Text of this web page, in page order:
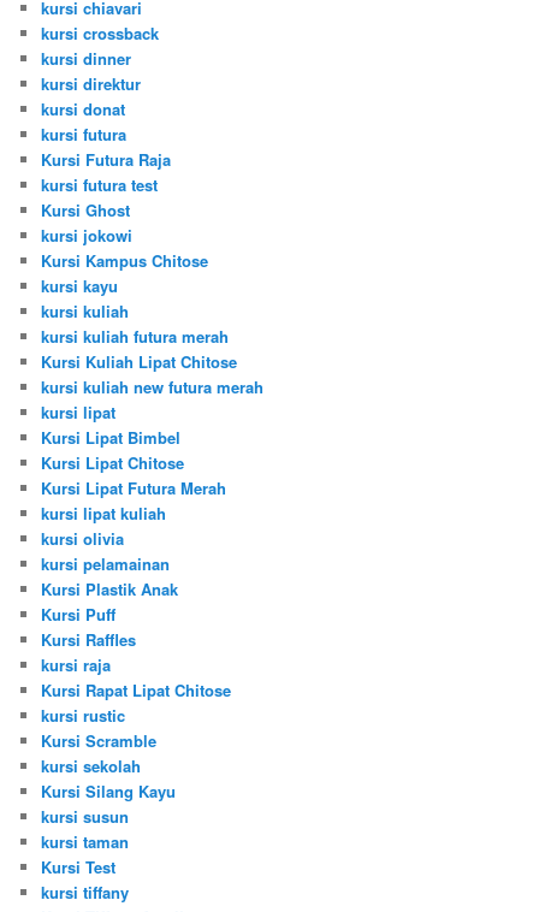
kursi chiavari
kursi crossback
kursi dinner
kursi direktur
kursi donat
kursi futura
Kursi Futura Raja
kursi futura test
Kursi Ghost
kursi jokowi
Kursi Kampus Chitose
kursi kayu
kursi kuliah
kursi kuliah futura merah
Kursi Kuliah Lipat Chitose
kursi kuliah new futura merah
kursi lipat
Kursi Lipat Bimbel
Kursi Lipat Chitose
Kursi Lipat Futura Merah
kursi lipat kuliah
kursi olivia
kursi pelamainan
Kursi Plastik Anak
Kursi Puff
Kursi Raffles
kursi raja
Kursi Rapat Lipat Chitose
kursi rustic
Kursi Scramble
kursi sekolah
Kursi Silang Kayu
kursi susun
kursi taman
Kursi Test
kursi tiffany